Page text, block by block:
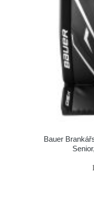
Bauer